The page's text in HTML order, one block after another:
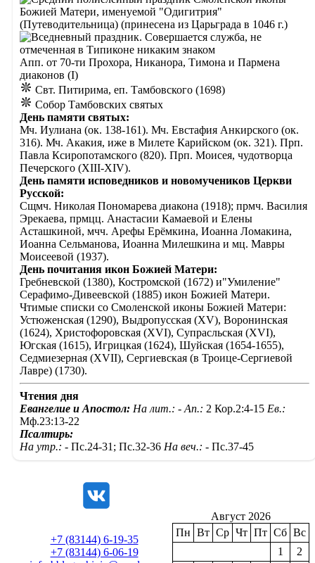
Божией Матери, именуемой "Одигитрия"
(Путеводительница) (принесена из Царьграда в 1046 г.)
Апп. от 70-ти Прохора, Никанора, Тимона и Пармена
диаконов (I)
Свт. Питирима, еп. Тамбовского (1698)
Собор Тамбовских святых
День памяти святых:
Мч. Иулиана (ок. 138-161). Мч. Евстафия Анкирского (ок.
316). Мч. Акакия, иже в Милете Карийском (ок. 321). Прп.
Павла Ксиропотамского (820). Прп. Моисея, чудотворца
Печерского (XIII-XIV).
День памяти исповедников и новомучеников Церкви
Русской:
Сщмч. Николая Пономарева диакона (1918); прмч. Василия
Эрекаева, прмцц. Анастасии Камаевой и Елены
Асташкиной, мчч. Арефы Ерёмкина, Иоанна Ломакина,
Иоанна Сельманова, Иоанна Милешкина и мц. Мавры
Моисеевой (1937).
День почитания икон Божией Матери:
Гребневской (1380), Костромской (1672) и"Умиление"
Серафимо-Дивеевской (1885) икон Божией Матери.
Чтимые списки со Смоленской иконы Божией Матери:
Устюженская (1290), Выдропусская (XV), Воронинская
(1624), Христофоровская (XVI), Супрасльская (XVI),
Югская (1615), Игрицкая (1624), Шуйская (1654-1655),
Седмиезерная (XVII), Сергиевская (в Троице-Сергиевой
Лавре) (1730).
Чтения дня
Евангелие и Апостол: На лит.: - Ап.: 2 Кор.2:4-15 Ев.:
Мф.23:13-22
Псалтирь:
На утр.: - Пс.24-31; Пс.32-36 На веч.: - Пс.37-45
+7 (83144) 6-19-35
+7 (83144) 6-06-19
Август 2026
Пн Вт Ср Чт Пт Сб Вс
1
2